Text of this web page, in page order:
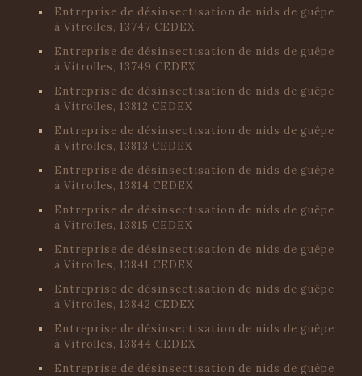
Entreprise de désinsectisation de nids de guêpe
à Vitrolles, 13747 CEDEX
Entreprise de désinsectisation de nids de guêpe
à Vitrolles, 13749 CEDEX
Entreprise de désinsectisation de nids de guêpe
à Vitrolles, 13812 CEDEX
Entreprise de désinsectisation de nids de guêpe
à Vitrolles, 13813 CEDEX
Entreprise de désinsectisation de nids de guêpe
à Vitrolles, 13814 CEDEX
Entreprise de désinsectisation de nids de guêpe
à Vitrolles, 13815 CEDEX
Entreprise de désinsectisation de nids de guêpe
à Vitrolles, 13841 CEDEX
Entreprise de désinsectisation de nids de guêpe
à Vitrolles, 13842 CEDEX
Entreprise de désinsectisation de nids de guêpe
à Vitrolles, 13844 CEDEX
Entreprise de désinsectisation de nids de guêpe